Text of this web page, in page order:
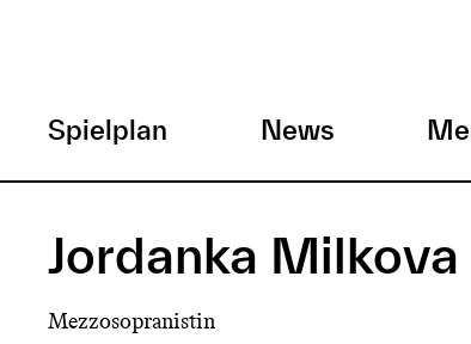
H
a
u
p
Spielplan News
Jordanka Milkova
Mezzosopranistin